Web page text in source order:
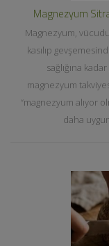
Magnezyum
Magnezyum,
kasılıp
sağlığına
magnezyum
“magnezyum alıyor
daha